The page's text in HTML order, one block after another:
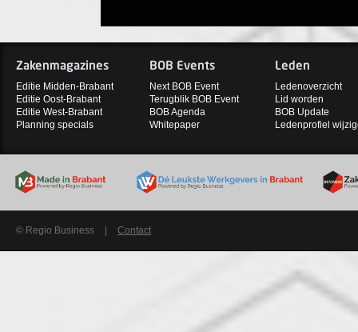
Zakenmagazines
Editie Midden-Brabant
Editie Oost-Brabant
Editie West-Brabant
Planning specials
BOB Events
Next BOB Event
Terugblik BOB Event
BOB Agenda
Whitepaper
Leden
Ledenoverzicht
Lid worden
BOB Update
Ledenprofiel
© Regio Business Contact